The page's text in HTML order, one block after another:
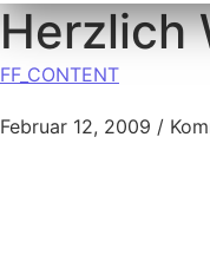
Herzlich
FF_CONTENT
Februar 12, 2009 /